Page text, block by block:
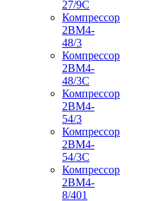
27/9С
Компрессор
2ВМ4-
48/3
Компрессор
2ВМ4-
48/3С
Компрессор
2ВМ4-
54/3
Компрессор
2ВМ4-
54/3С
Компрессор
2ВМ4-
8/401